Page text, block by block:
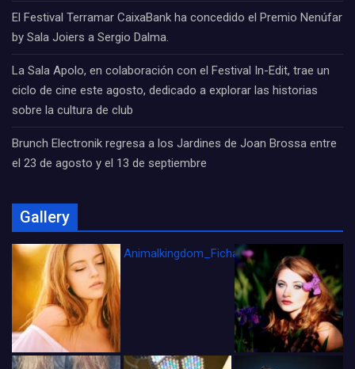
El Festival Terramar CaixaBank ha concedido el Premio Nenúfar
by Sala Joiers a Sergio Dalma.
La Sala Apolo, en colaboración con el Festival In-Edit, trae un
ciclo de cine este agosto, dedicado a explorar las historias
sobre la cultura de club
Brunch Electronik regresa a los Jardines de Joan Brossa entre
el 23 de agosto y el 13 de septiembre
Gallery
Animalkingdom_FichaCine